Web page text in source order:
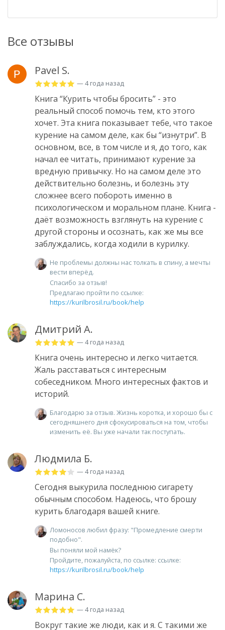
Все отзывы
Pavel S.
— 4 года назад
Книга “Курить чтобы бросить” - это
реальный способ помочь тем, кто этого
хочет. Эта книга показывает тебе, что такое
курение на самом деле, как бы “изнутри”. В
основном, все, в том числе и я, до того, как
начал ее читать, принимают курение за
вредную привычку. Но на самом деле это
действительно болезнь, и болезнь эту
сложнее всего побороть именно в
психологическом и моральном плане. Книга -
даёт возможность взглянуть на курение с
другой стороны и осознать, как же мы все
заблуждались, когда ходили в курилку.
Не проблемы должны нас толкать в спину, а мечты
вести вперёд.
Спасибо за отзыв!
Предлагаю пройти по ссылке:
https://kurilbrosil.ru/book/help
Дмитрий А.
— 4 года назад
Книга очень интересно и легко читается.
Жаль расставаться с интересным
собеседником. Много интересных фактов и
историй.
Благодарю за отзыв. Жизнь коротка, и хорошо бы с
сегодняшнего дня сфокусироваться на том, чтобы
изменить её. Вы уже начали так поступать.
Людмила Б.
— 4 года назад
Сегодня выкурила последнюю сигарету
обычным способом. Надеюсь, что брошу
курить благодаря вашей книге.
Ломоносов любил фразу: "Промедление смерти
подобно".
Вы поняли мой намёк?
Пройдите, пожалуйста, по ссылке: ссылке:
https://kurilbrosil.ru/book/help
Марина С.
— 4 года назад
Вокруг такие же люди, как и я. С такими же